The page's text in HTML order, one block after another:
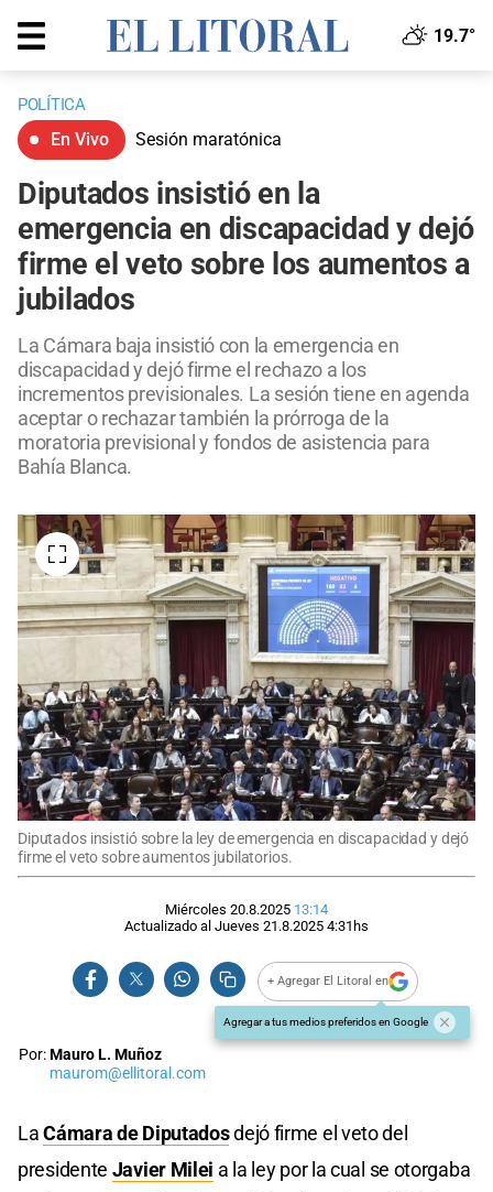
19.7°
POLÍTICA
En Vivo Sesión maratónica
Diputados insistió en la
emergencia en discapacidad y dejó
firme el veto sobre los aumentos a
jubilados
La Cámara baja insistió con la emergencia en
discapacidad y dejó firme el rechazo a los
incrementos previsionales. La sesión tiene en agenda
aceptar o rechazar también la prórroga de la
moratoria previsional y fondos de asistencia para
Bahía Blanca.
Diputados insistió sobre la ley de emergencia en discapacidad y dejó
firme el veto sobre aumentos jubilatorios.
Miércoles 20.8.2025 13:14
Actualizado al Jueves 21.8.2025 4:31hs
+ Agregar El Litoral en
Agregar a tus medios preferidos en Google
Por:Mauro L. Muñoz
maurom@ellitoral.com
LaCámara de Diputadosdejó firme el veto del
presidente Javier Milei a la ley por la cual se otorgaba